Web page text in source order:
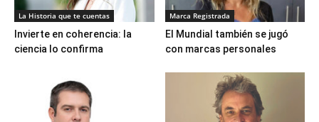
La Historia que te cuentas
Invierte en coherencia: la
ciencia lo confirma
Marca Registrada
El Mundial también se jugó
con marcas personales